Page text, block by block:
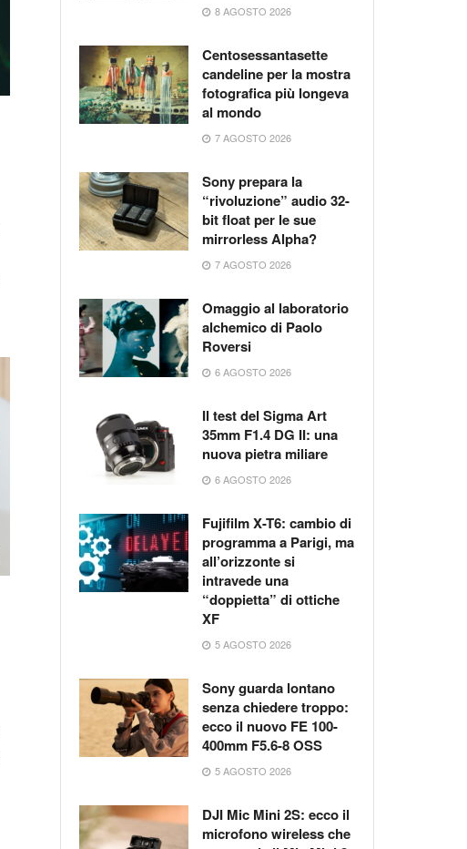
8 AGOSTO 2026
Centosessantasette
candeline per la mostra
fotografica più longeva
al mondo
7 AGOSTO 2026
Sony prepara la
“rivoluzione” audio 32-
bit float per le sue
mirrorless Alpha?
7 AGOSTO 2026
Omaggio al laboratorio
alchemico di Paolo
Roversi
6 AGOSTO 2026
Il test del Sigma Art
35mm F1.4 DG II: una
nuova pietra miliare
6 AGOSTO 2026
Fujifilm X-T6: cambio di
programma a Parigi, ma
all’orizzonte si
intravede una
“doppietta” di ottiche
XF
5 AGOSTO 2026
Sony guarda lontano
senza chiedere troppo:
ecco il nuovo FE 100-
400mm F5.6-8 OSS
5 AGOSTO 2026
DJI Mic Mini 2S: ecco il
microfono wireless che